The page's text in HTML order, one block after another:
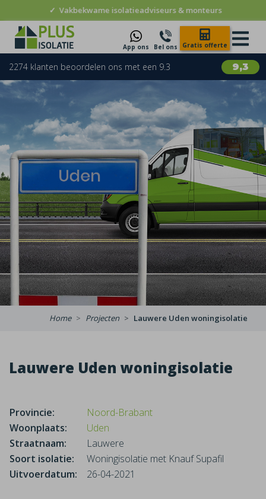
✓ Vakbekwame isolatieadviseurs & monteurs
App ons Bel ons Gratis offerte
9,3
2274 klanten beoordelen ons met een 9.3
Home Projecten Lauwere Uden woningisolatie
Lauwere Uden woningisolatie
Provincie:
Noord-Brabant
Woonplaats:
Uden
Straatnaam:
Lauwere
Soort isolatie:
Woningisolatie met Knauf Supafil
Uitvoerdatum:
26-04-2021